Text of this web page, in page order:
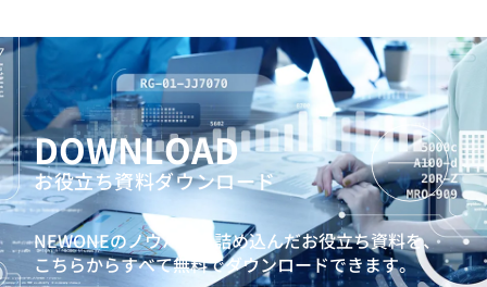
DOWNLOAD
お役立ち資料ダウンロード
NEWONEのノウハウを詰め込んだお役立ち資料を、
こちらからすべて無料でダウンロードできます。